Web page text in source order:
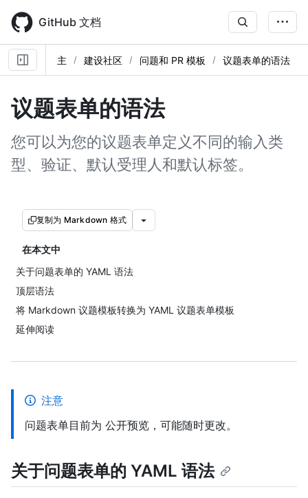
main
content
GitHub 文档
主 建设社区 问题和 PR 模板 议题表单的语法
议题表单的语法
您可以为您的议题表单定义不同的输入类
型、验证、默认受理人和默认标签。
复制为 Markdown 格式
在本文中
关于问题表单的 YAML 语法
顶层语法
将 Markdown 议题模板转换为 YAML 议题表单模板
延伸阅读
注意
问题表单目前为 公开预览，可能随时更改。
关于问题表单的 YAML 语法